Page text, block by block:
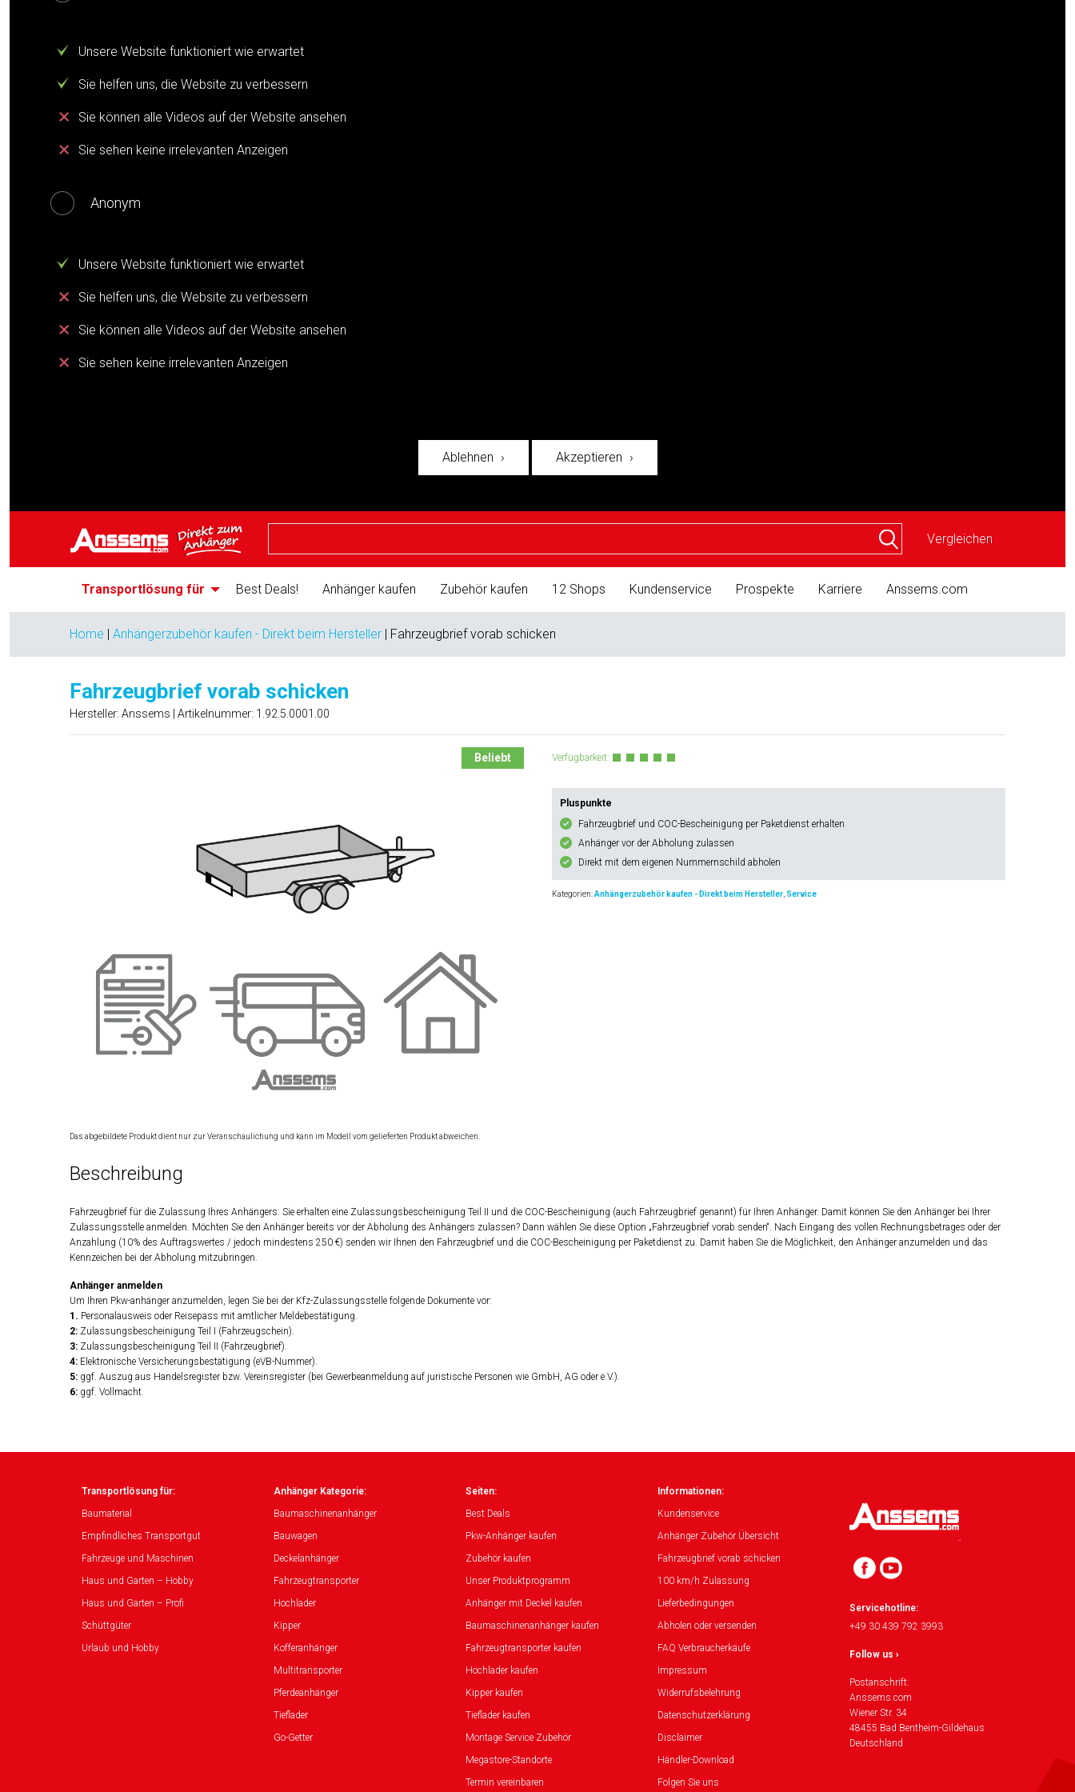
Unsere Website funktioniert wie erwartet
Sie helfen uns, die Website zu verbessern
Sie können alle Videos auf der Website ansehen
Sie sehen keine irrelevanten Anzeigen
Anonym
Unsere Website funktioniert wie erwartet
Sie helfen uns, die Website zu verbessern
Sie können alle Videos auf der Website ansehen
Sie sehen keine irrelevanten Anzeigen
Ablehnen Akzeptieren
Vergleichen
Transportlösung für Best Deals! Anhänger kaufen Zubehör kaufen 12 Shops Kundenservice Prospekte Karriere Anssems.com
Home | Anhängerzubehör kaufen - Direkt beim Hersteller | Fahrzeugbrief vorab schicken
Fahrzeugbrief vorab schicken
Hersteller: Anssems | Artikelnummer: 1.92.5.0001.00
Beliebt
Das abgebildete Produkt dient nur zur Veranschaulichung und kann im Modell vom gelieferten Produkt abweichen.
Verfügbarkeit:
Pluspunkte
Fahrzeugbrief und COC-Bescheinigung per Paketdienst erhalten
Anhänger vor der Abholung zulassen
Direkt mit dem eigenen Nummernschild abholen
Kategorien:Anhängerzubehör kaufen - Direkt beim Hersteller, Service
Beschreibung
Fahrzeugbrief für die Zulassung Ihres Anhängers: Sie erhalten eine Zulassungsbescheinigung Teil II und die COC-Bescheinigung (auch Fahrzeugbrief genannt) für Ihren Anhänger. Damit können Sie den Anhänger bei Ihrer
Zulassungsstelle anmelden. Möchten Sie den Anhänger bereits vor der Abholung des Anhängers zulassen? Dann wählen Sie diese Option „Fahrzeugbrief vorab senden“. Nach Eingang des vollen Rechnungsbetrages oder der
Anzahlung (10% des Auftragswertes / jedoch mindestens 250 €) senden wir Ihnen den Fahrzeugbrief und die COC-Bescheinigung per Paketdienst zu. Damit haben Sie die Möglichkeit, den Anhänger anzumelden und das
Kennzeichen bei der Abholung mitzubringen.
Anhänger anmelden
Um Ihren Pkw-anhänger anzumelden, legen Sie bei der Kfz-Zulassungsstelle folgende Dokumente vor:
1. Personalausweis oder Reisepass mit amtlicher Meldebestätigung.
2: Zulassungsbescheinigung Teil I (Fahrzeugschein).
3: Zulassungsbescheinigung Teil II (Fahrzeugbrief).
4: Elektronische Versicherungsbestätigung (eVB-Nummer).
5: ggf. Auszug aus Handelsregister bzw. Vereinsregister (bei Gewerbeanmeldung auf juristische Personen wie GmbH, AG oder e.V.).
6: ggf. Vollmacht.
Transportlösung für:
Baumaterial
Empfindliches Transportgut
Fahrzeuge und Maschinen
Haus und Garten – Hobby
Haus und Garten – Profi
Schüttgüter
Urlaub und Hobby
Anhänger Kategorie:
Baumaschinenanhänger
Bauwagen
Deckelanhänger
Fahrzeugtransporter
Hochlader
Kipper
Kofferanhänger
Multitransporter
Pferdeanhänger
Tieflader
Go-Getter
Seiten:
Best Deals
Pkw-Anhänger kaufen
Zubehör kaufen
Unser Produktprogramm
Anhänger mit Deckel kaufen
Baumaschinenanhänger kaufen
Fahrzeugtransporter kaufen
Hochlader kaufen
Kipper kaufen
Tieflader kaufen
Montage Service Zubehör
Megastore-Standorte
Termin vereinbaren
Informationen:
Kundenservice
Anhänger Zubehör Übersicht
Fahrzeugbrief vorab schicken
100 km/h Zulassung
Lieferbedingungen
Abholen oder versenden
FAQ Verbraucherkäufe
Impressum
Widerrufsbelehrung
Datenschutzerklärung
Disclaimer
Händler-Download
Folgen Sie uns
Servicehotline:
+49 30 439 792 3993
Follow us ›
Postanschrift:
Anssems.com
Wiener Str. 34
48455 Bad Bentheim-Gildehaus
Deutschland